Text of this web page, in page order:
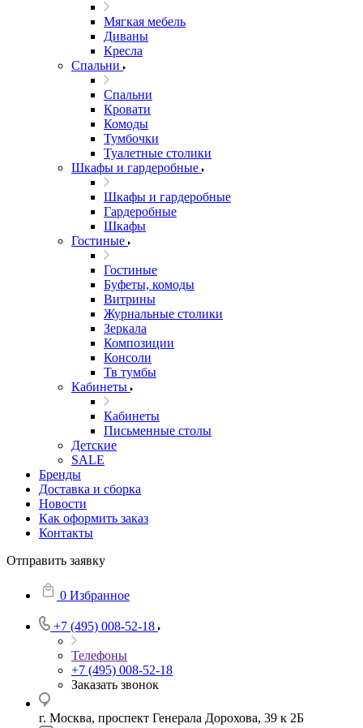
Мягкая мебель
Диваны
Кресла
Спальни
Спальни
Кровати
Комоды
Тумбочки
Туалетные столики
Шкафы и гардеробные
Шкафы и гардеробные
Гардеробные
Шкафы
Гостиные
Гостиные
Буфеты, комоды
Витрины
Журнальные столики
Зеркала
Композиции
Консоли
Тв тумбы
Кабинеты
Кабинеты
Письменные столы
Детские
SALE
Бренды
Доставка и сборка
Новости
Как оформить заказ
Контакты
Отправить заявку
0 Избранное
+7 (495) 008-52-18
Телефоны
+7 (495) 008-52-18
Заказать звонок
г. Москва, проспект Генерала Дорохова, 39 к 2Б